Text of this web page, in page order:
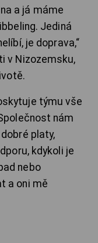
a já máme
Jediná
je doprava,“
v Nizozemsku,
týmu vše
nám
platy,
kdykoli je
nebo
a oni mě